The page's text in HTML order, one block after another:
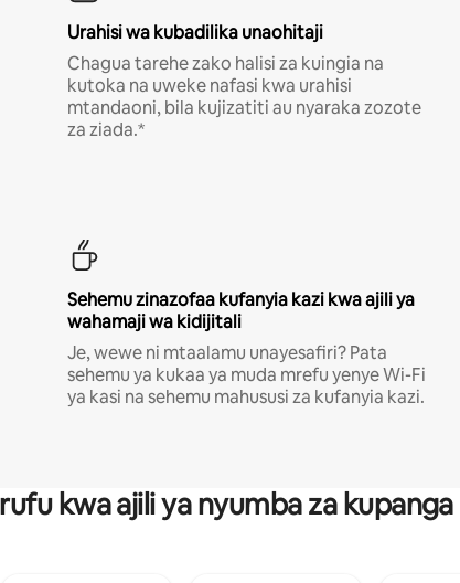
Urahisi wa kubadilika unaohitaji
Chagua tarehe zako halisi za kuingia na
kutoka na uweke nafasi kwa urahisi
mtandaoni, bila kujizatiti au nyaraka zozote
za ziada.*
Sehemu zinazofaa kufanyia kazi kwa ajili ya
wahamaji wa kidijitali
Je, wewe ni mtaalamu unayesafiri? Pata
sehemu ya kukaa ya muda mrefu yenye Wi-Fi
ya kasi na sehemu mahususi za kufanyia kazi.
kwa ajili ya nyumba za